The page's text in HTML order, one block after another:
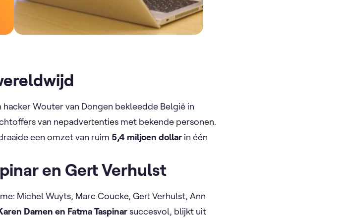
Wouter van Dongen bekleedde België in
van nepadvertenties met bekende personen.
een omzet van ruim 5,4 miljoen dollar in één
en Gert Verhulst
Michel Wuyts, Marc Coucke, Gert Verhulst, Ann
Damen en Fatma Taspinarsuccesvol, blijkt uit